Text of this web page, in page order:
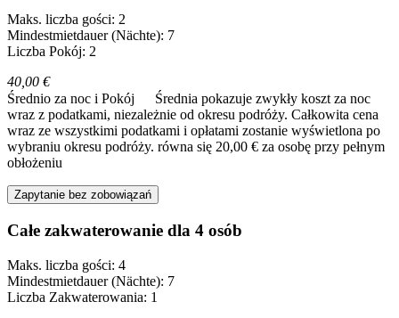
Maks. liczba gości: 2
Mindestmietdauer (Nächte): 7
Liczba Pokój: 2
40,00 €
Średnio za noc i Pokój
Średnia pokazuje zwykły koszt za noc
wraz z podatkami, niezależnie od okresu podróży. Całkowita cena
wraz ze wszystkimi podatkami i opłatami zostanie wyświetlona po
wybraniu okresu podróży. równa się 20,00 € za osobę przy pełnym
obłożeniu
Zapytanie bez zobowiązań
Całe zakwaterowanie dla 4 osób
Maks. liczba gości: 4
Mindestmietdauer (Nächte): 7
Liczba Zakwaterowania: 1